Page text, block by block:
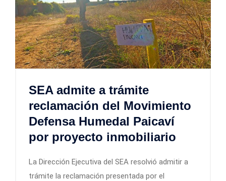
SEA admite a trámite
reclamación del Movimiento
Defensa Humedal Paicaví
por proyecto inmobiliario
La Dirección Ejecutiva del SEA resolvió admitir a
trámite la reclamación presentada por el